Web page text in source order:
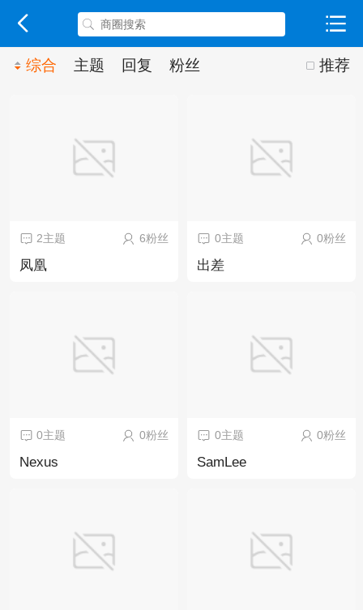
推荐
综合 主题 回复 粉丝
6粉丝
2主题
凤凰
0粉丝
0主题
出差
0粉丝
0主题
Nexus
0粉丝
0主题
SamLee